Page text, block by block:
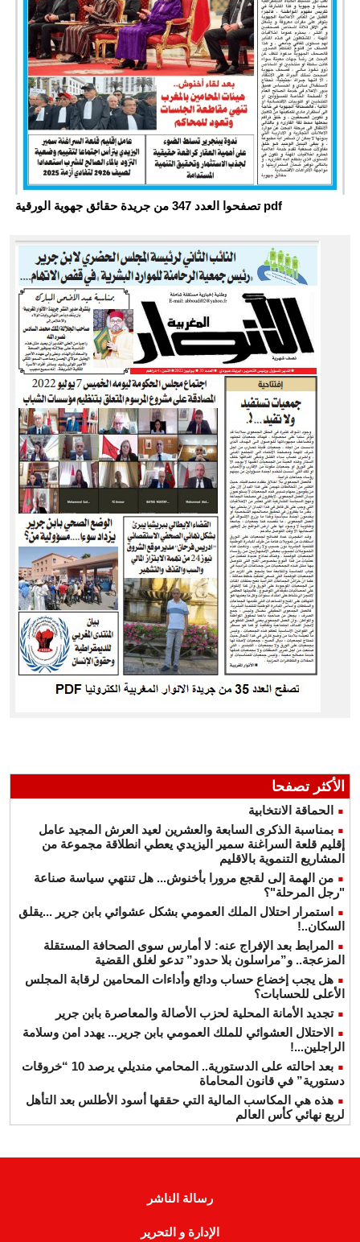
تصفحوا العدد 347 من جريدة حقائق جهوية الورقية pdf
الأكثر تصفحا
الحماقة الانتخابية
بمناسبة الذكرى السابعة والعشرين لعيد العرش المجيد عامل
إقليم قلعة السراغنة سمير اليزيدي يعطي انطلاقة مجموعة من
المشاريع التنموية بالاقليم
من الهمة إلى لقجع مرورا بأخنوش... هل تنتهي سياسة صناعة
"رجل المرحلة"؟
استمرار احتلال الملك العمومي بشكل عشوائي بابن جرير ...يقلق
السكان..!
المرابط بعد الإفراج عنه: لا أمارس سوى الصحافة المستقلة
المزعجة.. و”مراسلون بلا حدود” تدعو لغلق القضية
هل يجب إخضاع حساب ودائع وأداءات المحامين لرقابة المجلس
الأعلى للحسابات؟
تجديد الأمانة المحلية لحزب الأصالة والمعاصرة بابن جرير
الاحتلال العشوائي للملك العمومي بابن جرير... يهدد امن وسلامة
الراجلين...!
بعد احالته على الدستورية.. المحامي منديلي يرصد 10 “خروقات
دستورية” في قانون المحاماة
هذه هي المكاسب المالية التي حققها أسود الأطلس بعد التأهل
لربع نهائي كأس العالم
رسالة الناشر
الإدارة و التحرير